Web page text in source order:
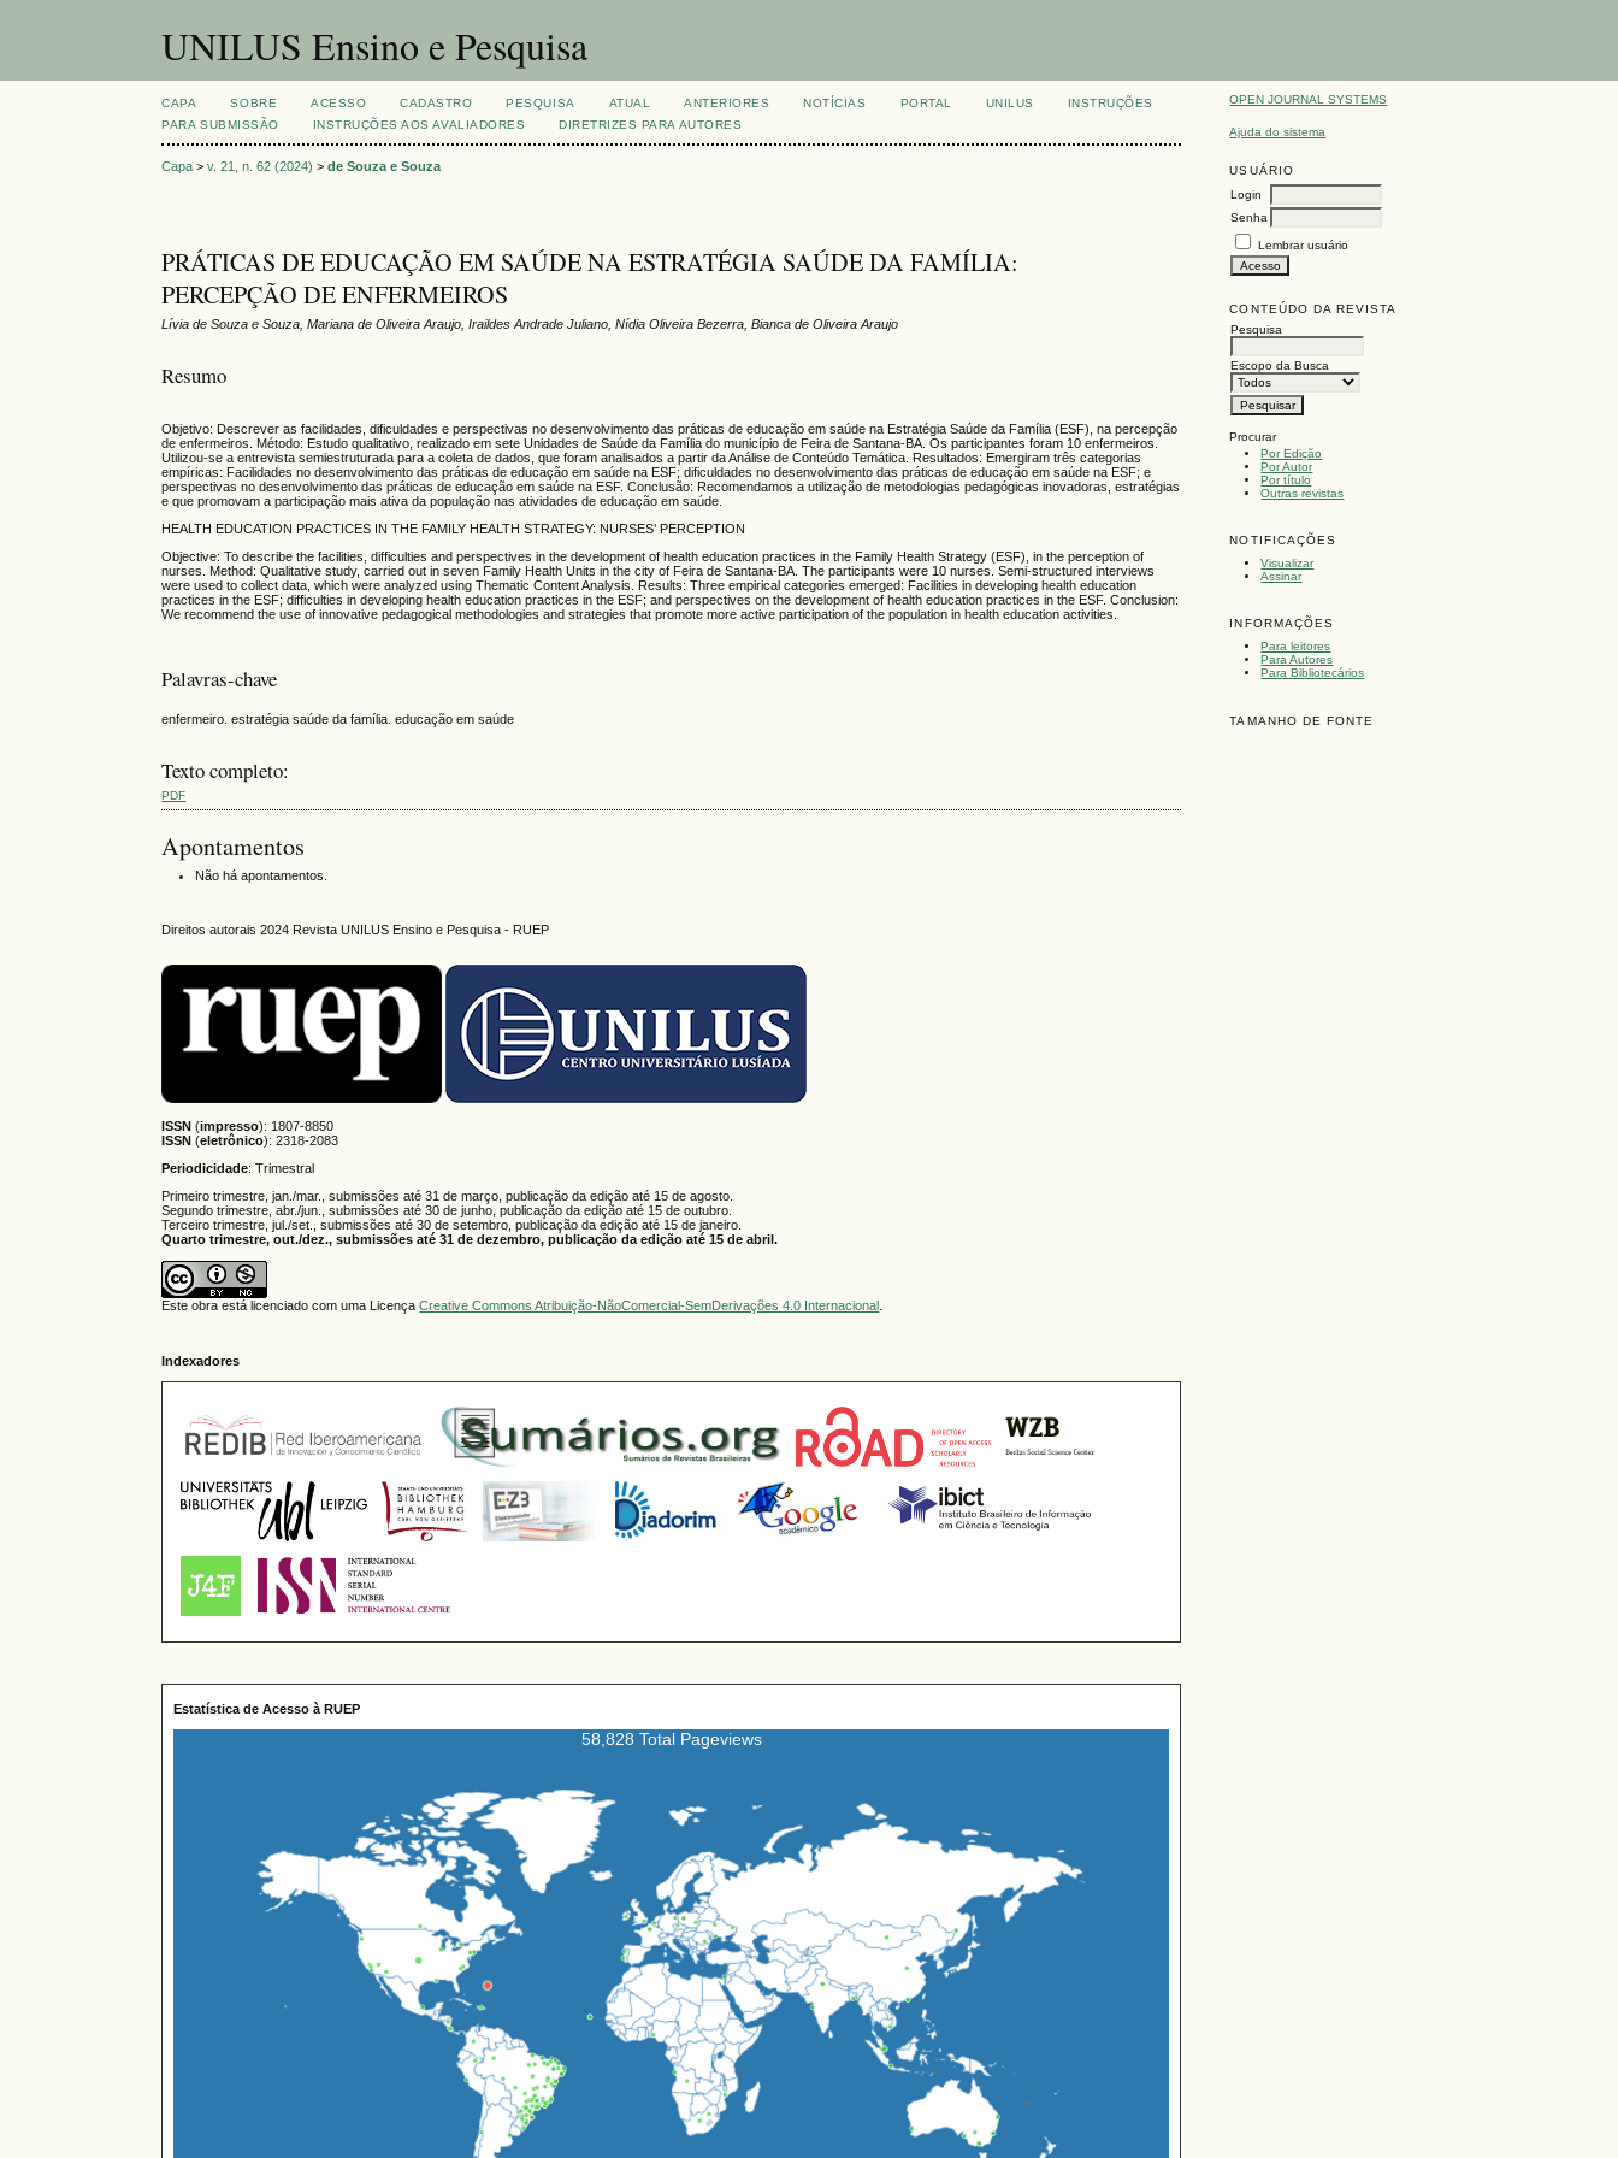
UNILUS Ensino e Pesquisa
OPEN JOURNAL SYSTEMS
Ajuda do sistema
USUÁRIO
Login
Senha
Lembrar usuário
CONTEÚDO DA REVISTA
Pesquisa
Escopo da Busca
Procurar
Por Edição
Por Autor
Por título
Outras revistas
NOTIFICAÇÕES
Visualizar
Assinar
INFORMAÇÕES
Para leitores
Para Autores
Para Bibliotecários
TAMANHO DE FONTE
CAPA SOBRE ACESSO CADASTRO PESQUISA ATUAL ANTERIORES NOTÍCIAS PORTAL UNILUS
INSTRUÇÕES
PARA SUBMISSÃO
INSTRUÇÕES AOS AVALIADORES DIRETRIZES PARA AUTORES
Capa >v. 21, n. 62 (2024) >de Souza e Souza
PRÁTICAS DE EDUCAÇÃO EM SAÚDE NA ESTRATÉGIA SAÚDE DA FAMÍLIA:
PERCEPÇÃO DE ENFERMEIROS
Lívia de Souza e Souza, Mariana de Oliveira Araujo, Iraildes Andrade Juliano, Nídia Oliveira Bezerra, Bianca de Oliveira Araujo
Resumo
Objetivo: Descrever as facilidades, dificuldades e perspectivas no desenvolvimento das práticas de educação em saúde na Estratégia Saúde da Família (ESF), na percepção
de enfermeiros. Método: Estudo qualitativo, realizado em sete Unidades de Saúde da Família do município de Feira de Santana-BA. Os participantes foram 10 enfermeiros.
Utilizou-se a entrevista semiestruturada para a coleta de dados, que foram analisados a partir da Análise de Conteúdo Temática. Resultados: Emergiram três categorias
empíricas: Facilidades no desenvolvimento das práticas de educação em saúde na ESF; dificuldades no desenvolvimento das práticas de educação em saúde na ESF; e
perspectivas no desenvolvimento das práticas de educação em saúde na ESF. Conclusão: Recomendamos a utilização de metodologias pedagógicas inovadoras, estratégias
e que promovam a participação mais ativa da população nas atividades de educação em saúde.
HEALTH EDUCATION PRACTICES IN THE FAMILY HEALTH STRATEGY: NURSES’ PERCEPTION
Objective: To describe the facilities, difficulties and perspectives in the development of health education practices in the Family Health Strategy (ESF), in the perception of
nurses. Method: Qualitative study, carried out in seven Family Health Units in the city of Feira de Santana-BA. The participants were 10 nurses. Semi-structured interviews
were used to collect data, which were analyzed using Thematic Content Analysis. Results: Three empirical categories emerged: Facilities in developing health education
practices in the ESF; difficulties in developing health education practices in the ESF; and perspectives on the development of health education practices in the ESF. Conclusion:
We recommend the use of innovative pedagogical methodologies and strategies that promote more active participation of the population in health education activities.
Palavras-chave
enfermeiro. estratégia saúde da família. educação em saúde
Texto completo:
PDF
Apontamentos
Não há apontamentos.
Direitos autorais 2024 Revista UNILUS Ensino e Pesquisa - RUEP
ISSN (impresso): 1807-8850
ISSN (eletrônico):2318-2083
Periodicidade: Trimestral
Primeiro trimestre, jan./mar., submissões até 31 de março, publicação da edição até 15 de agosto.
Segundo trimestre, abr./jun., submissões até 30 de junho, publicação da edição até 15 de outubro.
Terceiro trimestre, jul./set., submissões até 30 de setembro, publicação da edição até 15 de janeiro.
Quarto trimestre, out./dez., submissões até 31 de dezembro, publicação da edição até 15 de abril.
Este obra está licenciado com uma LicençaCreative Commons Atribuição-NãoComercial-SemDerivações 4.0 Internacional
Indexadores
Estatística de Acesso à RUEP
58,828 Total Pageviews